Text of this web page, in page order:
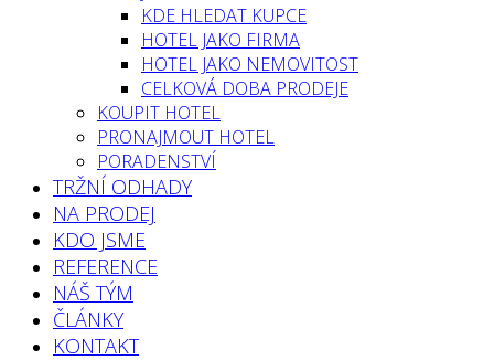
KDE HLEDAT KUPCE
HOTEL JAKO FIRMA
HOTEL JAKO NEMOVITOST
CELKOVÁ DOBA PRODEJE
KOUPIT HOTEL
PRONAJMOUT HOTEL
PORADENSTVÍ
TRŽNÍ ODHADY
NA PRODEJ
KDO JSME
REFERENCE
NÁŠ TÝM
ČLÁNKY
KONTAKT